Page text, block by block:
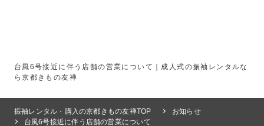
台風6号接近に伴う店舗の営業について｜成人式の振袖レンタルな
ら京都きもの友禅
振袖レンタル・購入の京都きもの友禅TOP
お知らせ
台風6号接近に伴う店舗の営業について